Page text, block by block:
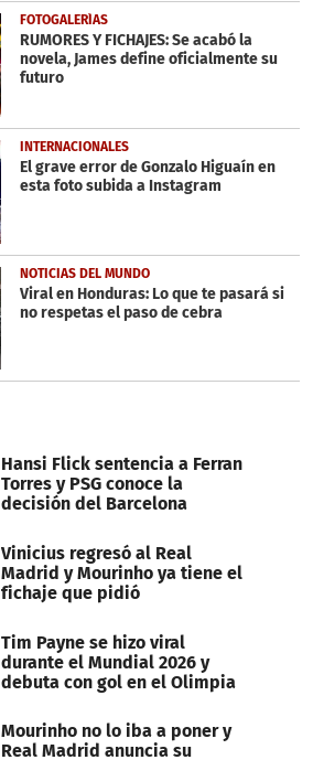
FOTOGALERÍAS
RUMORES Y FICHAJES: Se acabó la
novela, James define oficialmente su
futuro
INTERNACIONALES
El grave error de Gonzalo Higuaín en
esta foto subida a Instagram
NOTICIAS DEL MUNDO
Viral en Honduras: Lo que te pasará si
no respetas el paso de cebra
Hansi Flick sentencia a Ferran
Torres y PSG conoce la
decisión del Barcelona
Vinicius regresó al Real
Madrid y Mourinho ya tiene el
fichaje que pidió
Tim Payne se hizo viral
durante el Mundial 2026 y
debuta con gol en el Olimpia
Mourinho no lo iba a poner y
Real Madrid anuncia su